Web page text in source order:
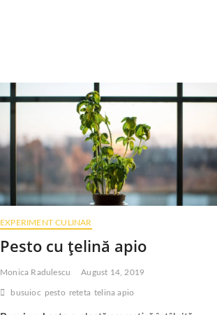
EXPERIMENT CULINAR
Pesto cu ţelină apio
Monica Radulescu August 14, 2019
busuioc pesto reteta telina apio